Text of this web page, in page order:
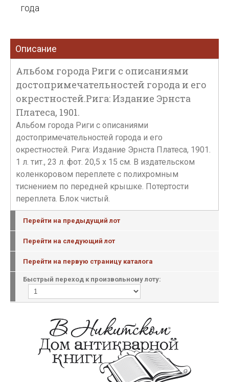
года
Описание
Альбом города Риги с описаниями
достопримечательностей города и его
окрестностей.Рига: Издание Эрнста
Платеса, 1901.
Альбом города Риги с описаниями
достопримечательностей города и его
окрестностей. Рига: Издание Эрнста Платеса, 1901.
1 л. тит., 23 л. фот. 20,5 х 15 см. В издательском
коленкоровом переплете с полихромным
тиснением по передней крышке. Потертости
переплета. Блок чистый.
Перейти на предыдущий лот
Перейти на следующий лот
Перейти на первую страницу каталога
Быстрый переход к произвольному лоту: